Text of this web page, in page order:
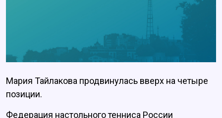
Мария Тайлакова продвинулась вверх на четыре
позиции.
Федерация настольного тенниса России